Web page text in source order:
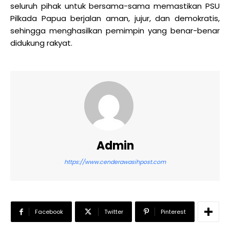
seluruh pihak untuk bersama-sama memastikan PSU
Pilkada Papua berjalan aman, jujur, dan demokratis,
sehingga menghasilkan pemimpin yang benar-benar
didukung rakyat.
Admin
https://www.cenderawasihpost.com
Facebook Twitter Pinterest